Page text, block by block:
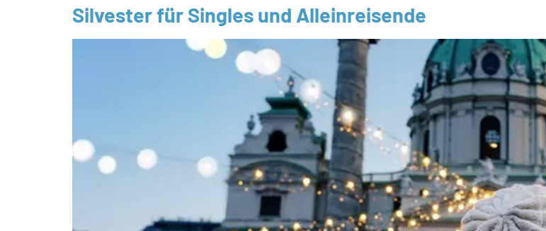
Silvester für Singles und Alleinreisende